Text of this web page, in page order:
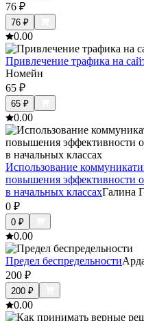
76 ₽
76 ₽
0.00
Привлечение трафика на
Номейн
65 ₽
65 ₽
0.00
Использование
повышения эффективности
в начальных классахГалина
0 ₽
0 ₽
0.00
Предел беспредельности
200 ₽
200 ₽
0.00